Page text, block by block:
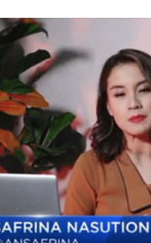
Otoritas Jasa Keuangan
Life/PT WAL)
ketentuan yang berlaku.
IKNB OJK, Ogi
memberikan peringatan
izin.
izin PT WAL?
Selengkapnya
Non-Bank
Prastomiyono dalam